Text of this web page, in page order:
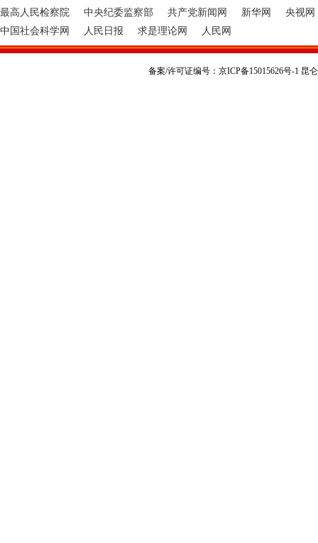
最高人民检察院
中央纪委监察部 共产党新闻网 新华网
央视网
中国社会科学网
人民日报 求是理论网 人民网
备案/许可证编号：京ICP备15015626号-1 昆